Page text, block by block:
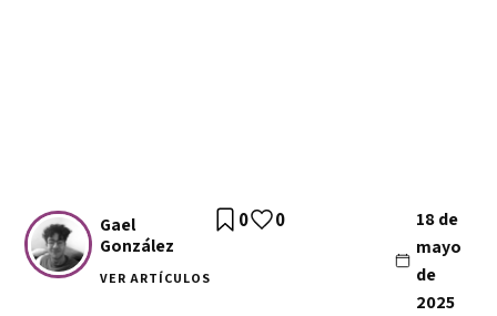
Gael
González
VER ARTÍCULOS
18 de
mayo
de
2025
0 0